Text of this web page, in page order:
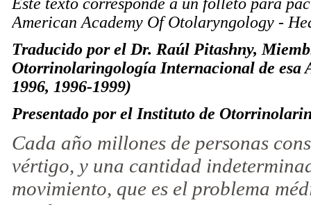
American Academy Of Otolaryngology -
Traducido por el Dr. Raúl Pitashny,
Otorrinolaringología Internacional de esa
1996, 1996-1999)
Presentado por el Instituto de
Cada año millones de personas
vértigo, y una cantidad
movimiento, que es el problema